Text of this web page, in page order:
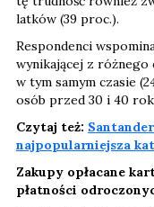
latków (39 proc.).
Respondenci
wynikającej z różnego
w tym samym czasie
osób przed 30 i 40
Czytaj też:
najpopularniejsza
Zakupy opłacane
płatności